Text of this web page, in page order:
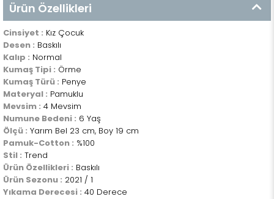
Ürün Özellikleri
Cinsiyet : Kız Çocuk
Desen : Baskılı
Kalıp : Normal
Kumaş Tipi : Örme
Kumaş Türü : Penye
Materyal : Pamuklu
Mevsim : 4 Mevsim
Numune Bedeni : 6 Yaş
Ölçü : Yarım Bel 23 cm, Boy 19 cm
Pamuk-Cotton : %100
Stil : Trend
Ürün Özellikleri : Baskılı
Ürün Sezonu : 2021 / 1
Yıkama Derecesi : 40 Derece